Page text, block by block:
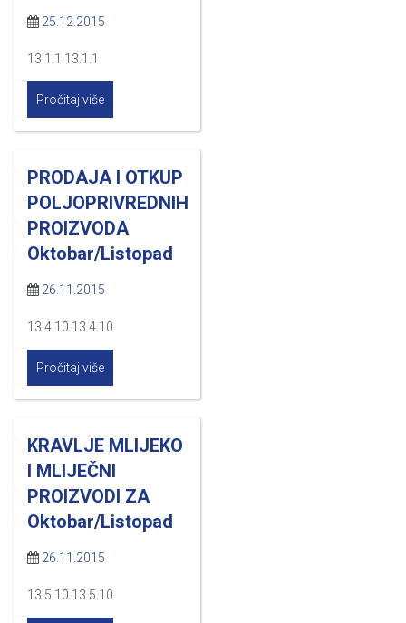
25.12.2015
13.1.1 13.1.1
Pročitaj više
PRODAJA I OTKUP
POLJOPRIVREDNIH
PROIZVODA
Oktobar/Listopad
26.11.2015
13.4.10 13.4.10
Pročitaj više
KRAVLJE MLIJEKO
I MLIJEČNI
PROIZVODI ZA
Oktobar/Listopad
26.11.2015
13.5.10 13.5.10